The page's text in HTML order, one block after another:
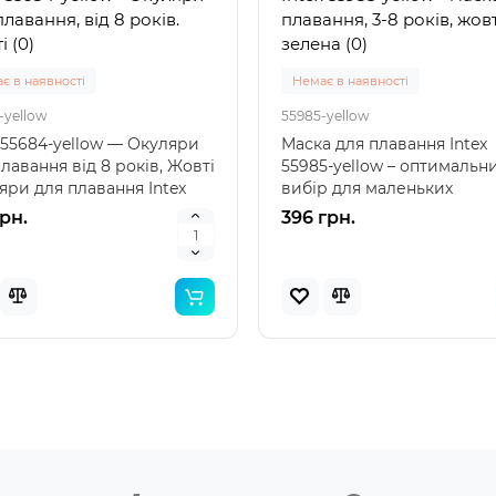
від 8 років.
(0)
в наявності
yellow
55684-yellow — Окуляри
від 8 років, Жовті
для плавання Intex
плавання, 3-8 років,
зелена (0)
Немає в наявності
55985-yellow
Маска для плавання Intex
55985-yellow –
вибір для маленьких
дослідників води Intex
396 грн.